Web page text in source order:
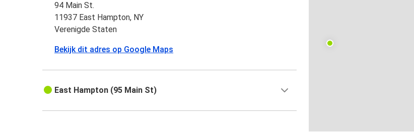
94 Main St.
11937 East Hampton, NY
Verenigde Staten
Bekijk dit adres op Google Maps
East Hampton (95 Main St)